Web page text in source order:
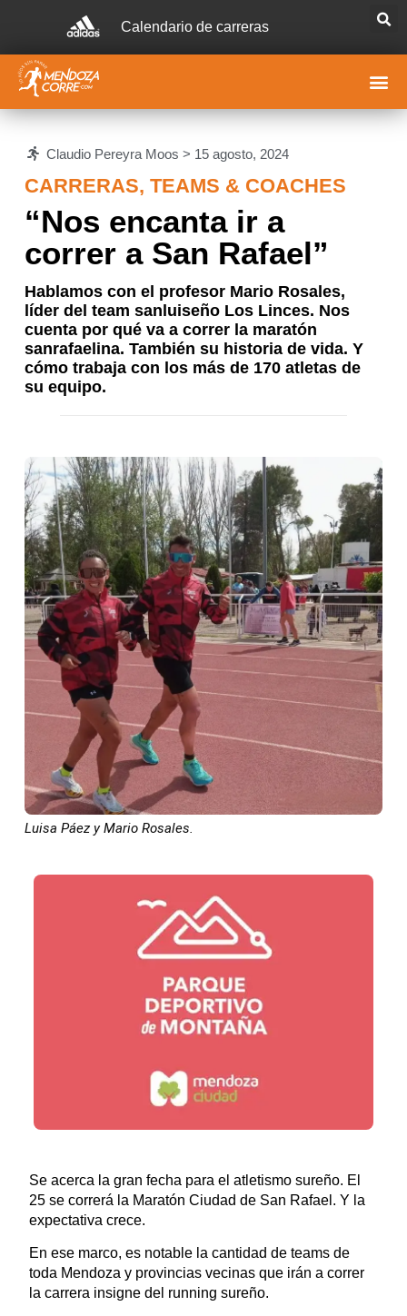
Calendario de carreras
Claudio Pereyra Moos > 15 agosto, 2024
CARRERAS, TEAMS & COACHES
“Nos encanta ir a
correr a San Rafael”
Hablamos con el profesor Mario Rosales,
líder del team sanluiseño Los Linces. Nos
cuenta por qué va a correr la maratón
sanrafaelina. También su historia de vida. Y
cómo trabaja con los más de 170 atletas de
su equipo.
Luisa Páez y Mario Rosales.
Se acerca la gran fecha para el atletismo sureño. El
25 se correrá la Maratón Ciudad de San Rafael. Y la
expectativa crece.
En ese marco, es notable la cantidad de teams de
toda Mendoza y provincias vecinas que irán a correr
la carrera insigne del running sureño.